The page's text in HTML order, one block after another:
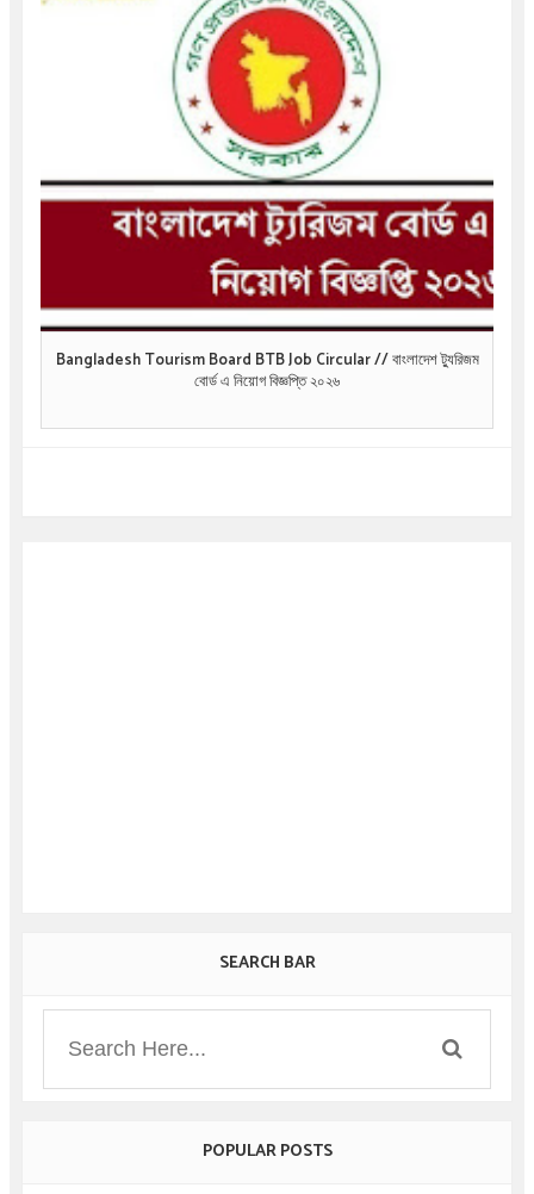
Bangladesh Tourism Board BTB Job Circular // বাংলাদেশ ট্যুরিজম
বোর্ড এ নিয়োগ বিজ্ঞপ্তি ২০২৬
SEARCH BAR
POPULAR POSTS